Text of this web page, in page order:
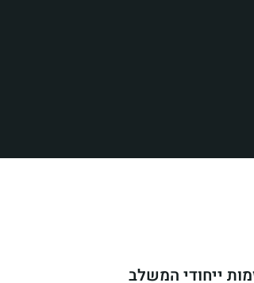
ייחודי המשלב